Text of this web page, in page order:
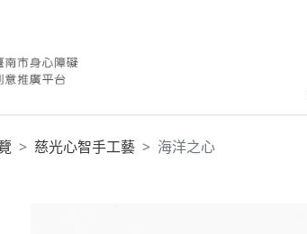
慈光心智手工藝 海洋之心